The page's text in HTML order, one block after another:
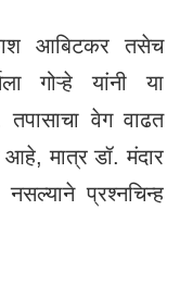
आबिटकर तसेच
गोऱ्हे यांनी या
वेग वाढत
आहे, मात्र डॉ. मंदार
नसल्याने प्रश्नचिन्ह